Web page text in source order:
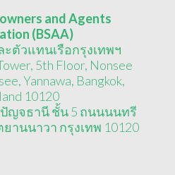
and Agents
(BSAA)
ตัวแทนเรือกรุงเทพฯ
5th Floor, Nonsee
Yannawa, Bangkok,
10120
ปัญจธานี ชั้น 5 ถนนนนทรี
านนาวา กรุงเทพ 10120